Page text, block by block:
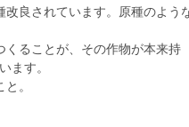
良されています。原種のよう
くることが、その作物が本来持
ます。
。